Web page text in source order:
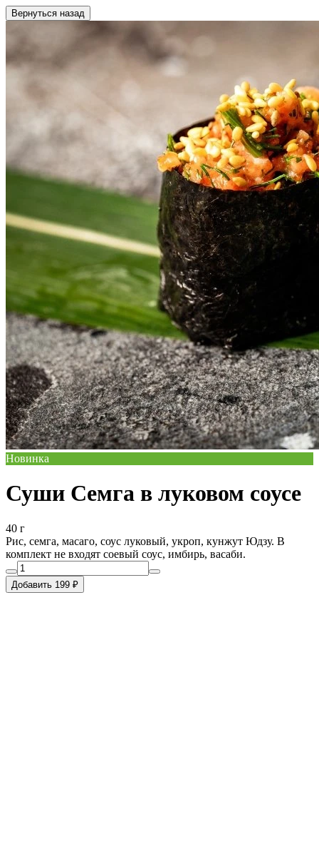
Вернуться назад
Новинка
Суши Семга в луковом соусе
40 г
Рис, семга, масаго, соус луковый, укроп, кунжут Юдзу. В
комплект не входят соевый соус, имбирь, васаби.
Добавить 199 ₽